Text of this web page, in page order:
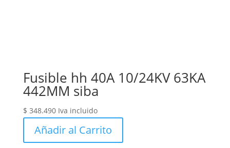
Fusible hh 40A 10/24KV 63KA
442MM siba
$ 348.490 Iva incluido
Añadir al Carrito